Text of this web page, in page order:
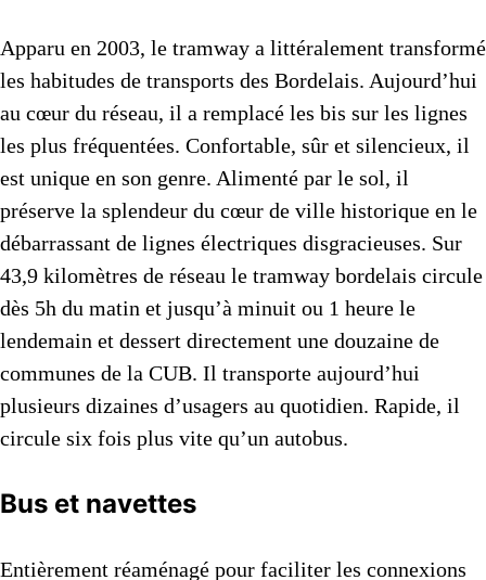
Apparu en 2003, le tramway a littéralement transformé
les habitudes de transports des Bordelais. Aujourd’hui
au cœur du réseau, il a remplacé les bis sur les lignes
les plus fréquentées. Confortable, sûr et silencieux, il
est unique en son genre. Alimenté par le sol, il
préserve la splendeur du cœur de ville historique en le
débarrassant de lignes électriques disgracieuses. Sur
43,9 kilomètres de réseau le tramway bordelais circule
dès 5h du matin et jusqu’à minuit ou 1 heure le
lendemain et dessert directement une douzaine de
communes de la CUB. Il transporte aujourd’hui
plusieurs dizaines d’usagers au quotidien. Rapide, il
circule six fois plus vite qu’un autobus.
Bus et navettes
Entièrement réaménagé pour faciliter les connexions